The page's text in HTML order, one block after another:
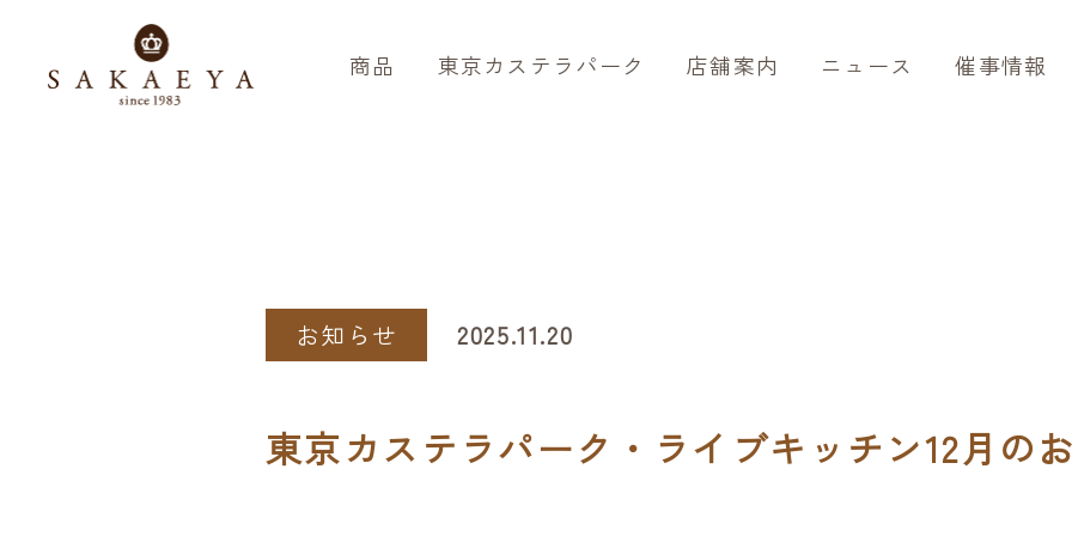
商品 東京カステラパーク 店舗案内 ニュース 催事情報
お知らせ 2025.11.20
東京カステラパーク・ライブキッチン12月の